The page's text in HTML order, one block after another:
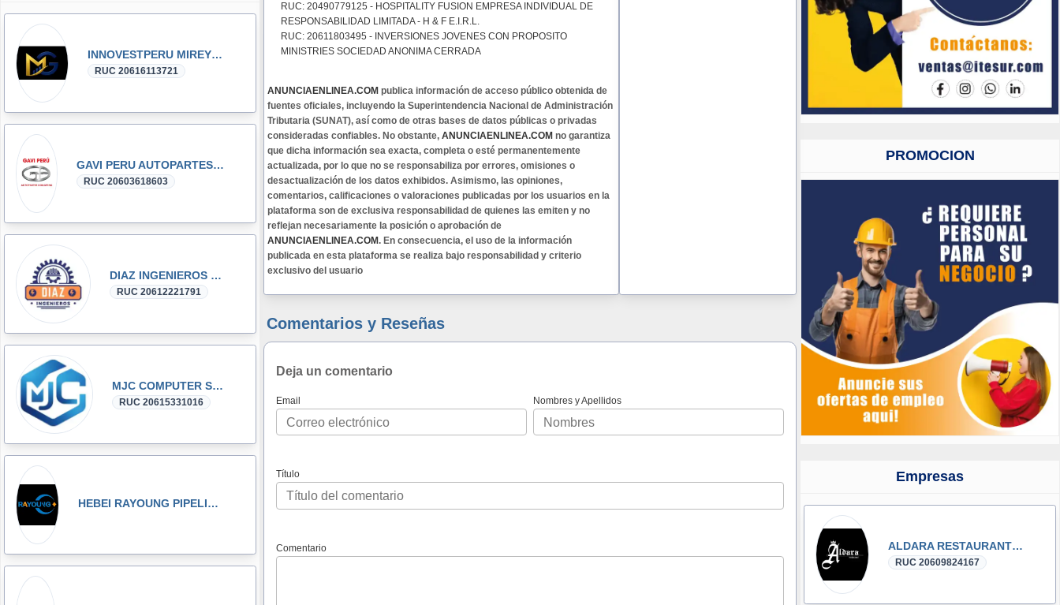
INNOVESTPERU MIREYKA GROUP SAC
RUC 20616113721
GAVI PERU AUTOPARTES DONGFENG y DFSK GLORY
RUC 20603618603
DIAZ INGENIEROS SRL
RUC 20612221791
MJC COMPUTER SAC
RUC 20615331016
HEBEI RAYOUNG PIPELINE TECHNOLOGY CO., LTD
RUC: 20490779125 - HOSPITALITY FUSION EMPRESA INDIVIDUAL DE
RESPONSABILIDAD LIMITADA - H & F E.I.R.L.
RUC: 20611803495 - INVERSIONES JOVENES CON PROPOSITO
MINISTRIES SOCIEDAD ANONIMA CERRADA
ANUNCIAENLINEA.COM publica información de acceso público obtenida de
fuentes oficiales, incluyendo la Superintendencia Nacional de Administración
Tributaria (SUNAT), así como de otras bases de datos públicas o privadas
consideradas confiables. No obstante, ANUNCIAENLINEA.COM no garantiza
que dicha información sea exacta, completa o esté permanentemente
actualizada, por lo que no se responsabiliza por errores, omisiones o
desactualización de los datos exhibidos. Asimismo, las opiniones,
comentarios, calificaciones o valoraciones publicadas por los usuarios en la
plataforma son de exclusiva responsabilidad de quienes las emiten y no
reflejan necesariamente la posición o aprobación de
ANUNCIAENLINEA.COM. En consecuencia, el uso de la información
publicada en esta plataforma se realiza bajo responsabilidad y criterio
exclusivo del usuario
Comentarios y Reseñas
Deja un comentario
Email Nombres y Apellidos
Título
Comentario
PROMOCION
Empresas
ALDARA RESTAURANTE SNACK S.A.C
RUC 20609824167